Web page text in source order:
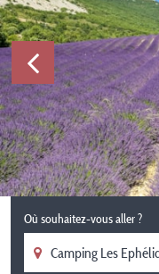
Où souhaitez-vous aller ?